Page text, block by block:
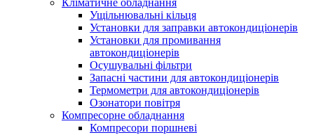
Кліматичне обладнання
Ущільнювальні кільця
Установки для заправки автокондиціонерів
Установки для промивання
автокондиціонерів
Осушувальні фільтри
Запасні частини для автокондиціонерів
Термометри для автокондиціонерів
Озонатори повітря
Компресорне обладнання
Компресори поршневі